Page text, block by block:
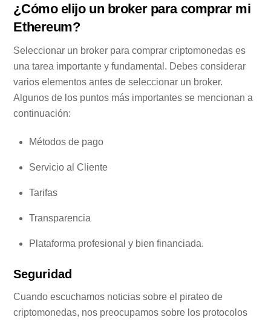
¿Cómo elijo un broker para comprar mi
Ethereum?
Seleccionar un broker para comprar criptomonedas es
una tarea importante y fundamental. Debes considerar
varios elementos antes de seleccionar un broker.
Algunos de los puntos más importantes se mencionan a
continuación:
Métodos de pago
Servicio al Cliente
Tarifas
Transparencia
Plataforma profesional y bien financiada.
Seguridad
Cuando escuchamos noticias sobre el pirateo de
criptomonedas, nos preocupamos sobre los protocolos